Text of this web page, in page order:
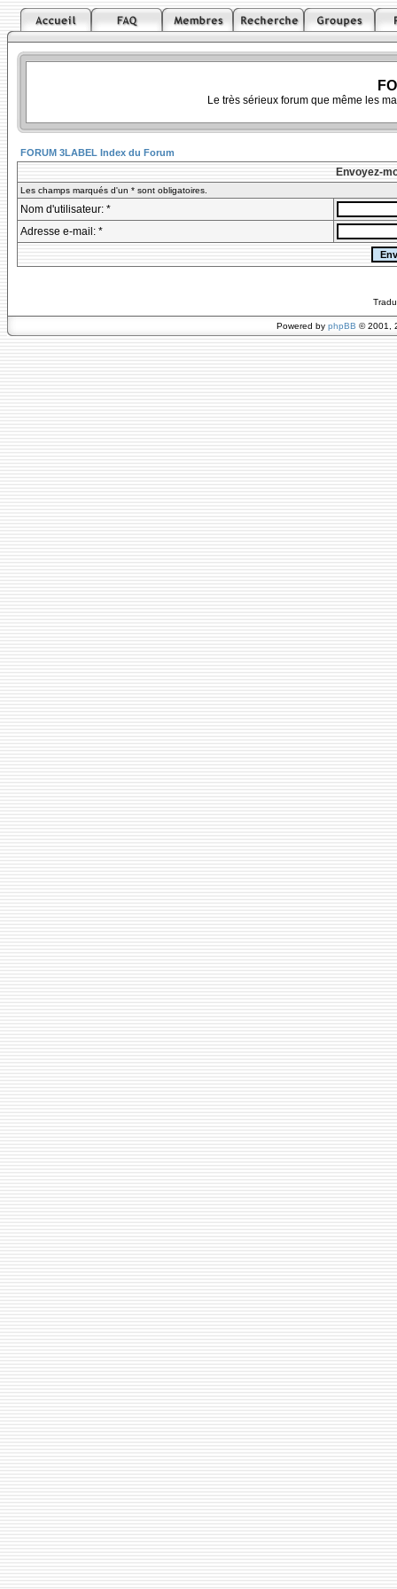
Le très sérieux forum que même les
FORUM 3LABEL Index du Forum
Envoyez-
Les champs marqués d'un * sont obligatoires.
Nom d'utilisateur: *
Adresse e-mail: *
Powered by phpBB © 2001,